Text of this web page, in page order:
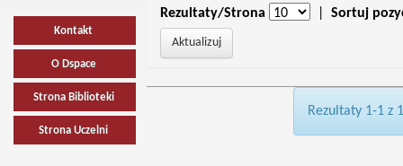
Kontakt
O Dspace
Strona Biblioteki
Strona Uczelni
Rezultaty/Strona Sortuj
Rezultaty 1-1 z